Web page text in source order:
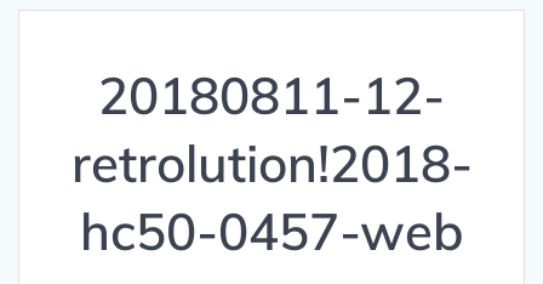
20180811-12-
retrolution!2018-
hc50-0457-web